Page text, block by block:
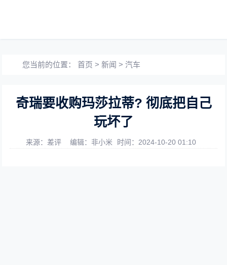
您当前的位置：首页 >新闻 >汽车
奇瑞要收购玛莎拉蒂? 彻底把自己
玩坏了
来源：差评 编辑：非小米 时间：2024-10-20 01:10